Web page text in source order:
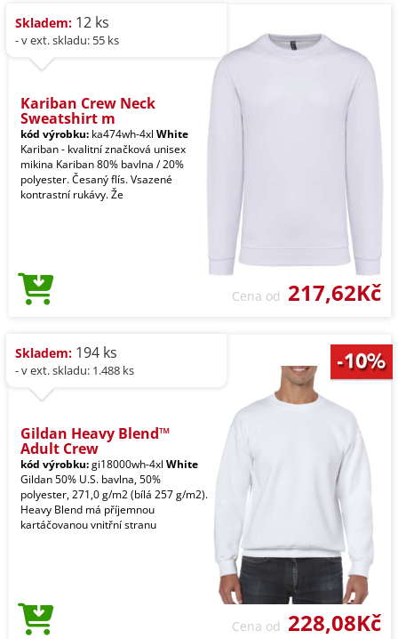
Skladem: 12 ks
- v ext. skladu: 55 ks
Kariban Crew Neck
Sweatshirt m
kód výrobku: ka474wh-4xl White
Kariban - kvalitní značková unisex
mikina Kariban 80% bavlna / 20%
polyester. Česaný flís. Vsazené
kontrastní rukávy. Že
Cena od 217,62Kč
Skladem: 194 ks
- v ext. skladu: 1.488 ks
Gildan Heavy Blend™
Adult Crew
kód výrobku:gi18000wh-4xl White
Gildan 50% U.S. bavlna, 50%
polyester, 271,0 g/m2 (bílá 257 g/m2).
Heavy Blend má příjemnou
kartáčovanou vnitřní stranu
Cena od 228,08Kč